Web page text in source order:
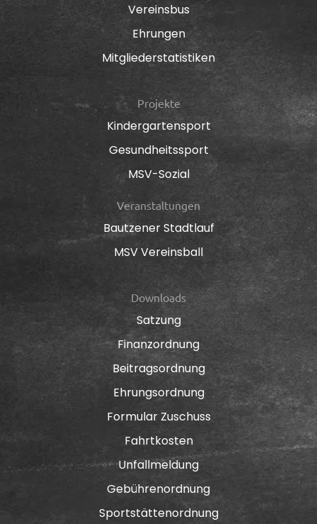
Vereinsbus
Ehrungen
Mitgliederstatistiken
Projekte
Kindergartensport
Gesundheitssport
MSV-Sozial
Veranstaltungen
Bautzener Stadtlauf
MSV Vereinsball
Downloads
Satzung
Finanzordnung
Beitragsordnung
Ehrungsordnung
Formular Zuschuss
Fahrtkosten
Unfallmeldung
Gebührenordnung
Sportstättenordnung